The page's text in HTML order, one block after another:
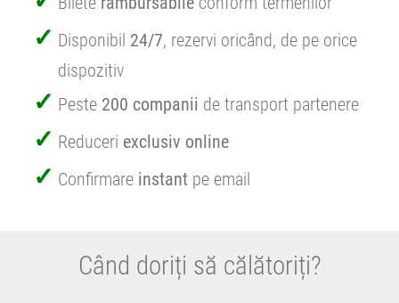
Disponibil 24/7, rezervi oricând, de pe orice
dispozitiv
Peste 200 companii de transport partenere
Reduceri exclusiv online
Confirmare instant pe email
Când doriți să călătoriți?